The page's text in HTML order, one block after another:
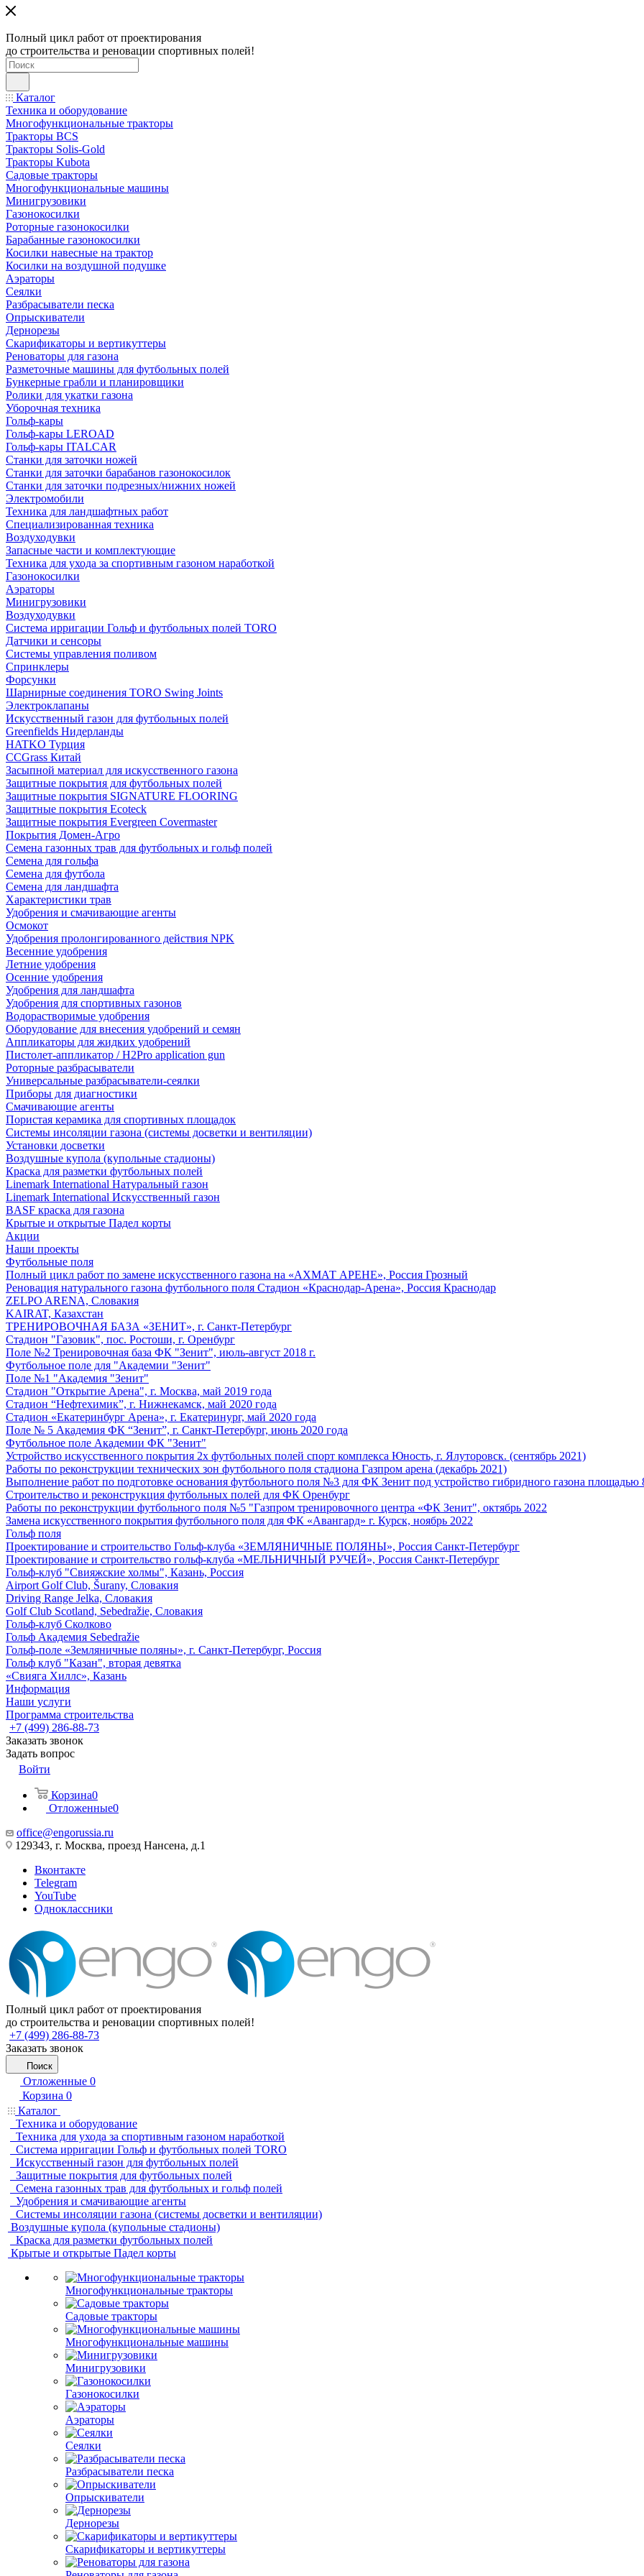
Полный цикл работ от проектирования
до строительства и реновации спортивных полей!
Каталог
Техника и оборудование
Многофункциональные тракторы
Тракторы BCS
Тракторы Solis-Gold
Тракторы Kubota
Садовые тракторы
Многофункциональные машины
Минигрузовики
Газонокосилки
Роторные газонокосилки
Барабанные газонокосилки
Косилки навесные на трактор
Косилки на воздушной подушке
Аэраторы
Сеялки
Разбрасыватели песка
Опрыскиватели
Дернорезы
Скарификаторы и вертикуттеры
Реноваторы для газона
Разметочные машины для футбольных полей
Бункерные грабли и планировщики
Ролики для укатки газона
Уборочная техника
Гольф-кары
Гольф-кары LEROAD
Гольф-кары ITALCAR
Станки для заточки ножей
Станки для заточки барабанов газонокосилок
Станки для заточки подрезных/нижних ножей
Электромобили
Техника для ландшафтных работ
Специализированная техника
Воздуходувки
Запасные части и комплектующие
Техника для ухода за спортивным газоном наработкой
Газонокосилки
Аэраторы
Минигрузовики
Воздуходувки
Система ирригации Гольф и футбольных полей TORO
Датчики и сенсоры
Системы управления поливом
Спринклеры
Форсунки
Шарнирные соединения TORO Swing Joints
Электроклапаны
Искусственный газон для футбольных полей
Greenfields Нидерланды
HATKO Турция
CCGrass Китай
Засыпной материал для искусственного газона
Защитные покрытия для футбольных полей
Защитные покрытия SIGNATURE FLOORING
Защитные покрытия Ecoteck
Защитные покрытия Evergreen Covermaster
Покрытия Домен-Агро
Семена газонных трав для футбольных и гольф полей
Семена для гольфа
Семена для футбола
Семена для ландшафта
Характеристики трав
Удобрения и смачивающие агенты
Осмокот
Удобрения пролонгированного действия NPK
Весенние удобрения
Летние удобрения
Осенние удобрения
Удобрения для ландшафта
Удобрения для спортивных газонов
Водорастворимые удобрения
Оборудование для внесения удобрений и семян
Аппликаторы для жидких удобрений
Пистолет-аппликатор / H2Pro application gun
Роторные разбрасыватели
Универсальные разбрасыватели-сеялки
Приборы для диагностики
Смачивающие агенты
Пористая керамика для спортивных площадок
Системы инсоляции газона (системы досветки и вентиляции)
Установки досветки
Воздушные купола (купольные стадионы)
Краска для разметки футбольных полей
Linemark International Натуральный газон
Linemark International Искусственный газон
BASF краска для газона
Крытые и открытые Падел корты
Акции
Наши проекты
Футбольные поля
Полный цикл работ по замене искусственного газона на «АХМАТ АРЕНЕ», Россия Грозный
Реновация натурального газона футбольного поля Стадион «Краснодар-Арена», Россия Краснодар
ZELPO ARENA, Словакия
KAIRAT, Казахстан
ТРЕНИРОВОЧНАЯ БАЗА «ЗЕНИТ», г. Санкт-Петербург
Стадион "Газовик", пос. Ростоши, г. Оренбург
Поле №2 Тренировочная база ФК "Зенит", июль-август 2018 г.
Футбольное поле для "Академии "Зенит"
Поле №1 "Академия "Зенит"
Стадион "Открытие Арена", г. Москва, май 2019 года
Стадион “Нефтехимик”, г. Нижнекамск, май 2020 года
Стадион «Екатеринбург Арена», г. Екатеринург, май 2020 года
Поле № 5 Академия ФК “Зенит”, г. Санкт-Петербург, июнь 2020 года
Футбольное поле Академии ФК "Зенит"
Устройство искусственного покрытия 2х футбольных полей спорт комплекса Юность, г. Ялуторовск. (сентябрь 2021)
Работы по реконструкции технических зон футбольного поля стадиона Газпром арена (декабрь 2021)
Выполнение работ по подготовке основания футбольного поля №3 для ФК Зенит под устройство гибридного газона
Строительство и реконструкция футбольных полей для ФК Оренбург
Работы по реконструкции футбольного поля №5 "Газпром тренировочного центра «ФК Зенит", октябрь 2022
Замена искусственного покрытия футбольного поля для ФК «Авангард» г. Курск, ноябрь 2022
Гольф поля
Проектирование и строительство Гольф-клуба «ЗЕМЛЯНИЧНЫЕ ПОЛЯНЫ», Россия Санкт-Петербург
Проектирование и строительство гольф-клуба «МЕЛЬНИЧНЫЙ РУЧЕЙ», Россия Санкт-Петербург
Гольф-клуб "Свияжские холмы", Казань, Россия
Airport Golf Club, Šurany, Словакия
Driving Range Jelka, Словакия
Golf Club Scotland, Sebedražie, Словакия
Гольф-клуб Сколково
Гольф Академия Sebedražie
Гольф-поле «Земляничные поляны», г. Санкт-Петербург, Россия
Гольф клуб "Казан", вторая девятка
«Свияга Хиллс», Казань
Информация
Наши услуги
Программа строительства
+7 (499) 286-88-73
Заказать звонок
Задать вопрос
Войти
Корзина0
Отложенные0
office@engorussia.ru
129343, г. Москва, проезд Нансена, д.1
Вконтакте
Telegram
YouTube
Одноклассники
Полный цикл работ от проектирования
до строительства и реновации спортивных полей!
+7 (499) 286-88-73
Заказать звонок
Поиск
Отложенные 0
Корзина 0
Каталог
Техника и оборудование
Техника для ухода за спортивным газоном наработкой
Система ирригации Гольф и футбольных полей TORO
Искусственный газон для футбольных полей
Защитные покрытия для футбольных полей
Семена газонных трав для футбольных и гольф полей
Удобрения и смачивающие агенты
Системы инсоляции газона (системы досветки и вентиляции)
Воздушные купола (купольные стадионы)
Краска для разметки футбольных полей
Крытые и открытые Падел корты
Многофункциональные тракторы
Садовые тракторы
Многофункциональные машины
Минигрузовики
Газонокосилки
Аэраторы
Сеялки
Разбрасыватели песка
Опрыскиватели
Дернорезы
Скарификаторы и вертикуттеры